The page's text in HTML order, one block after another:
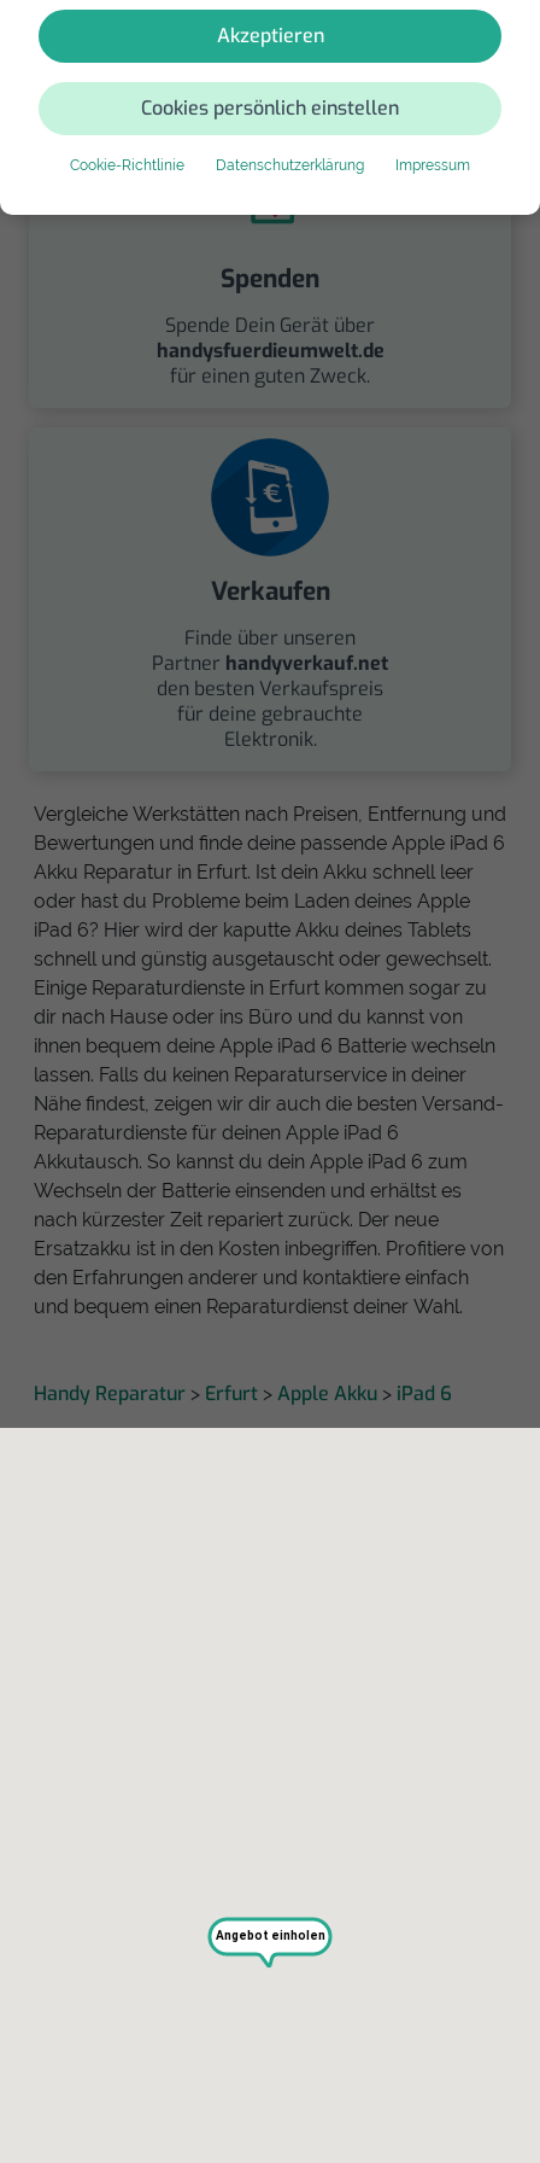
Akzeptieren
Cookies persönlich einstellen
Cookie-Richtlinie Datenschutzerklärung Impressum
Ersatz ein gebrauchtes Modell derselben Reihe.
239,- €
Spenden
Spende Dein Gerät über
handysfuerdieumwelt.de
für einen guten Zweck.
Verkaufen
Finde über unseren
Partner handyverkauf.net
den besten Verkaufspreis
für deine gebrauchte
Elektronik.
Vergleiche Werkstätten nach Preisen, Entfernung und
Bewertungen und finde deine passende Apple iPad 6
Akku Reparatur in Erfurt. Ist dein Akku schnell leer
oder hast du Probleme beim Laden deines Apple
iPad 6? Hier wird der kaputte Akku deines Tablets
schnell und günstig ausgetauscht oder gewechselt.
Einige Reparaturdienste in Erfurt kommen sogar zu
dir nach Hause oder ins Büro und du kannst von
ihnen bequem deine Apple iPad 6 Batterie wechseln
lassen. Falls du keinen Reparaturservice in deiner
Nähe findest, zeigen wir dir auch die besten Versand-
Reparaturdienste für deinen Apple iPad 6
Akkutausch. So kannst du dein Apple iPad 6 zum
Wechseln der Batterie einsenden und erhältst es
nach kürzester Zeit repariert zurück. Der neue
Ersatzakku ist in den Kosten inbegriffen. Profitiere von
den Erfahrungen anderer und kontaktiere einfach
und bequem einen Reparaturdienst deiner Wahl.
Handy Reparatur > Erfurt > Apple Akku > iPad 6
Angebot einholen